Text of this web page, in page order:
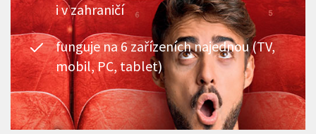
i v zahraničí
funguje na 6 zařízeních najednou (TV,
mobil, PC, tablet)